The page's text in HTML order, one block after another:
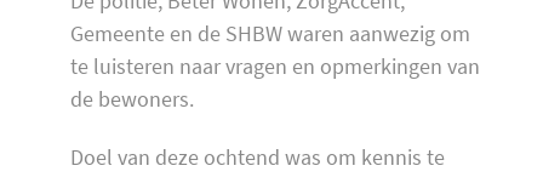
Gemeente en de SHBW waren aanwezig om
te luisteren naar vragen en opmerkingen van
de bewoners.
Doel van deze ochtend was om kennis te